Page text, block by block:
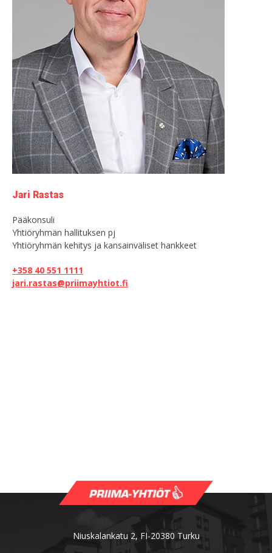
Jari Rastas
Pääkonsuli
Yhtiöryhmän hal­lituksen pj
Yhtiöryhmän kehitys ja kansainväliset hankkeet
+358 40 551 1111
jari.rastas@priimayhtiot.fi
Niuskalankatu 2, FI-20380 Turku